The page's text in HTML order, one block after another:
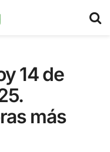
14 de
más